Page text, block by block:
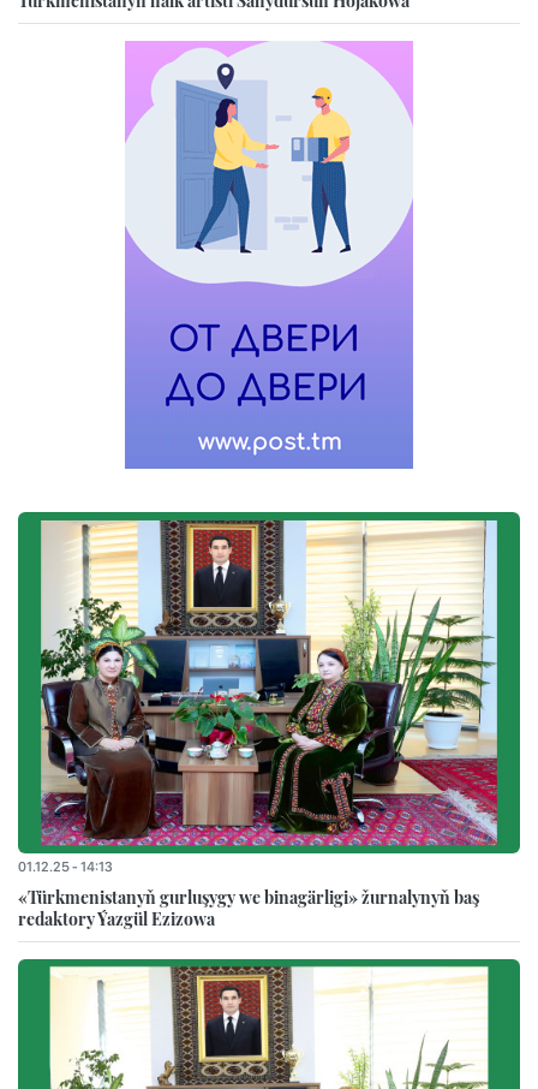
01.12.25 - 14:13
«Türkmenistanyň gurluşygy we binagärligi» žurnalynyň baş
redaktory Ýazgül Ezizowa